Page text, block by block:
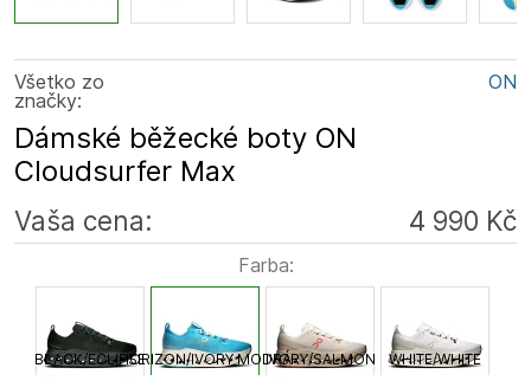
Všetko zo
značky:
ON
Dámské běžecké boty ON
Cloudsurfer Max
Vaša cena: 4 990 Kč
Farba:
BLACK/ECLIPSEHORIZON/IVORY MODRÁIVORY/SALMON WHITE/WHITE